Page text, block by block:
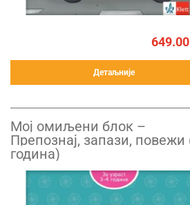
649.00
Детаљније
Mој омиљени блок –
Препознај, запази, повежи
година)